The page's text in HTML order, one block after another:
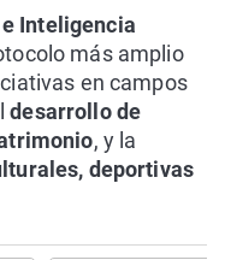
Inteligencia
más amplio
en campos
desarrollo de
, y la
deportivas